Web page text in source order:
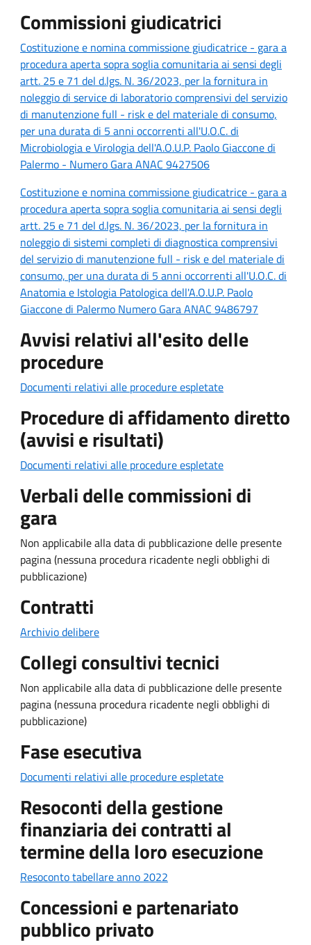
Commissioni giudicatrici
Costituzione e nomina commissione giudicatrice - gara a
procedura aperta sopra soglia comunitaria ai sensi degli
artt. 25 e 71 del d.lgs. N. 36/2023, per la fornitura in
noleggio di service di laboratorio comprensivi del servizio
di manutenzione full - risk e del materiale di consumo,
per una durata di 5 anni occorrenti all'U.O.C. di
Microbiologia e Virologia dell'A.O.U.P. Paolo Giaccone di
Palermo - Numero Gara ANAC 9427506
Costituzione e nomina commissione giudicatrice - gara a
procedura aperta sopra soglia comunitaria ai sensi degli
artt. 25 e 71 del d.lgs. N. 36/2023, per la fornitura in
noleggio di sistemi completi di diagnostica comprensivi
del servizio di manutenzione full - risk e del materiale di
consumo, per una durata di 5 anni occorrenti all'U.O.C. di
Anatomia e Istologia Patologica dell'A.O.U.P. Paolo
Giaccone di Palermo Numero Gara ANAC 9486797
Avvisi relativi all'esito delle
procedure
Documenti relativi alle procedure espletate
Procedure di affidamento diretto
(avvisi e risultati)
Documenti relativi alle procedure espletate
Verbali delle commissioni di
gara
Non applicabile alla data di pubblicazione delle presente
pagina (nessuna procedura ricadente negli obblighi di
pubblicazione)
Contratti
Archivio delibere
Collegi consultivi tecnici
Non applicabile alla data di pubblicazione delle presente
pagina (nessuna procedura ricadente negli obblighi di
pubblicazione)
Fase esecutiva
Documenti relativi alle procedure espletate
Resoconti della gestione
finanziaria dei contratti al
termine della loro esecuzione
Resoconto tabellare anno 2022
Concessioni e partenariato
pubblico privato